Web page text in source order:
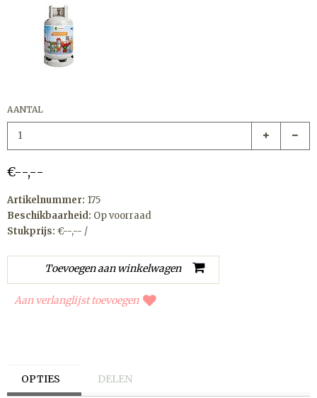
AANTAL
€--,--
Artikelnummer: 175
Beschikbaarheid: Op voorraad
Stukprijs: €--,-- /
Aan verlanglijst toevoegen
OPTIES DELEN